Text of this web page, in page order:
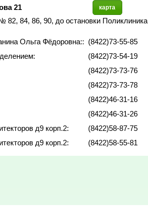
21 карта
82, 84, 86, 90, до остановки Поликлиника
Ольга Фёдоровна::
(8422)73-55-85
(8422)73-54-19
(8422)73-73-76
(8422)73-73-78
(8422)46-31-16
(8422)46-31-26
д9 корп.2:
(8422)58-87-75
д9 корп.2:
(8422)58-55-81